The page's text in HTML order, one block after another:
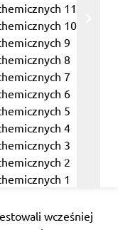
wcześniej